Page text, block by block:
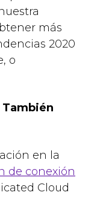
más
2020
o
También
en la
de conexión
Cloud